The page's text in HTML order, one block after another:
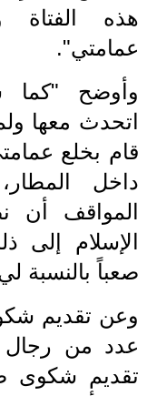
هذه الفتاة
عمامتي".
وأوضح "كما
اتحدث معها
قام بخلع
داخل
المواقف أن
الإسلام إلى
صعباً بالنسبة
وعن تقديم
عدد من رجال
تقديم شكوى